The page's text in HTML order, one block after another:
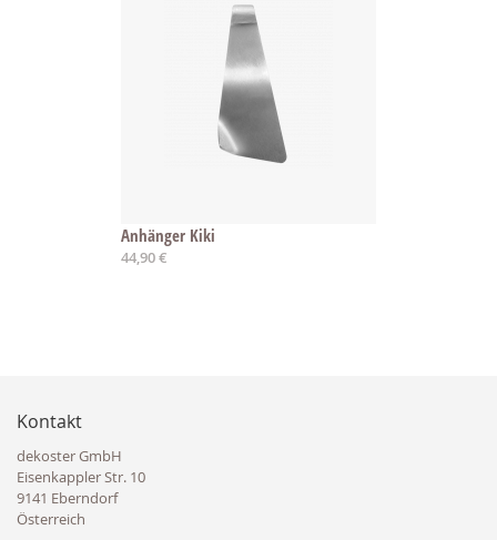
Anhänger Kiki
44,90 €
Kontakt
dekoster GmbH
Eisenkappler Str. 10
9141 Eberndorf
Österreich